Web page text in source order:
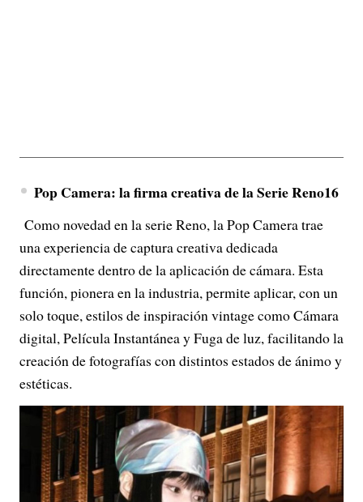
Pop Camera: la firma creativa de la Serie Reno16
Como novedad en la serie Reno, la Pop Camera trae
una experiencia de captura creativa dedicada
directamente dentro de la aplicación de cámara. Esta
función, pionera en la industria, permite aplicar, con un
solo toque, estilos de inspiración vintage como Cámara
digital, Película Instantánea y Fuga de luz, facilitando la
creación de fotografías con distintos estados de ánimo y
estéticas.